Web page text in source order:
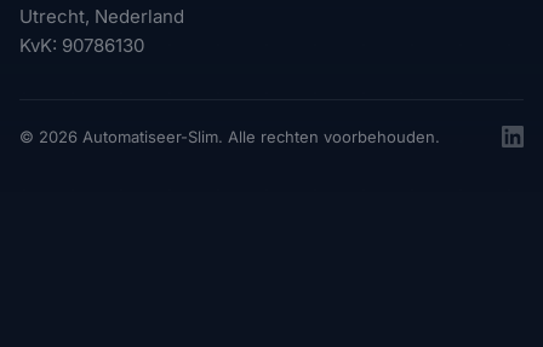
Utrecht, Nederland
KvK: 90786130
© 2026 Automatiseer-Slim. Alle rechten voorbehouden.